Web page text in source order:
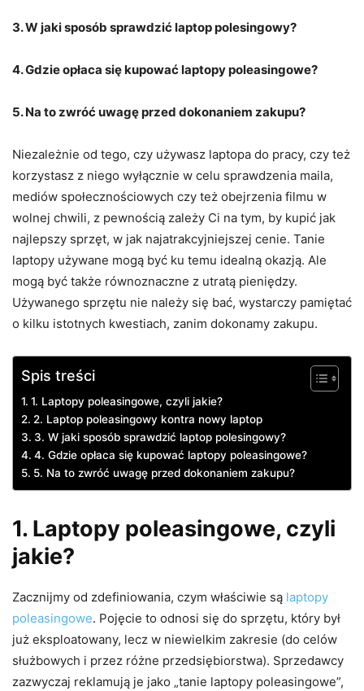
3. W jaki sposób sprawdzić laptop polesingowy?
4. Gdzie opłaca się kupować laptopy poleasingowe?
5. Na to zwróć uwagę przed dokonaniem zakupu?
Niezależnie od tego, czy używasz laptopa do pracy, czy też
korzystasz z niego wyłącznie w celu sprawdzenia maila,
mediów społecznościowych czy też obejrzenia filmu w
wolnej chwili, z pewnością zależy Ci na tym, by kupić jak
najlepszy sprzęt, w jak najatrakcyjniejszej cenie. Tanie
laptopy używane mogą być ku temu idealną okazją. Ale
mogą być także równoznaczne z utratą pieniędzy.
Używanego sprzętu nie należy się bać, wystarczy pamiętać
o kilku istotnych kwestiach, zanim dokonamy zakupu.
Spis treści
1. Laptopy poleasingowe, czyli jakie?
2. Laptop poleasingowy kontra nowy laptop
3. W jaki sposób sprawdzić laptop polesingowy?
4. Gdzie opłaca się kupować laptopy poleasingowe?
5. Na to zwróć uwagę przed dokonaniem zakupu?
1. Laptopy poleasingowe, czyli
jakie?
Zacznijmy od zdefiniowania, czym właściwie są laptopy
poleasingowe. Pojęcie to odnosi się do sprzętu, który był
już eksploatowany, lecz w niewielkim zakresie (do celów
służbowych i przez różne przedsiębiorstwa). Sprzedawcy
zazwyczaj reklamują je jako „tanie laptopy poleasingowe”,